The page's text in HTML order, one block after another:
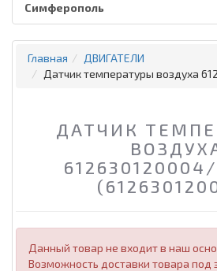
Симферополь
Главная
ДВИГАТЕЛИ
Датчик температуры воздуха
ДАТЧИК
Данный товар не входит в наш
Возможность доставки товара под